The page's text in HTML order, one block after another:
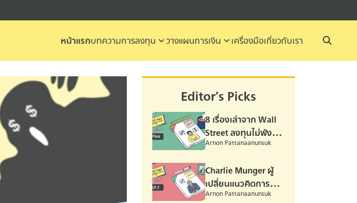
หน้าแรกบทความการลงทุน วางแผนการเงิน เครื่องมือเกี่ยวกับเรา
Editor’s Picks
8 เรื่องเล่าจาก Wall
Street ลงทุนไม่พัง
ต้องฟังทางนี้ –
Arnon Pattanaanunsuk
Charlie Munger ผู้
เปลี่ยนแนวคิดการ
ลงทุนของ Warren
Arnon Pattanaanunsuk